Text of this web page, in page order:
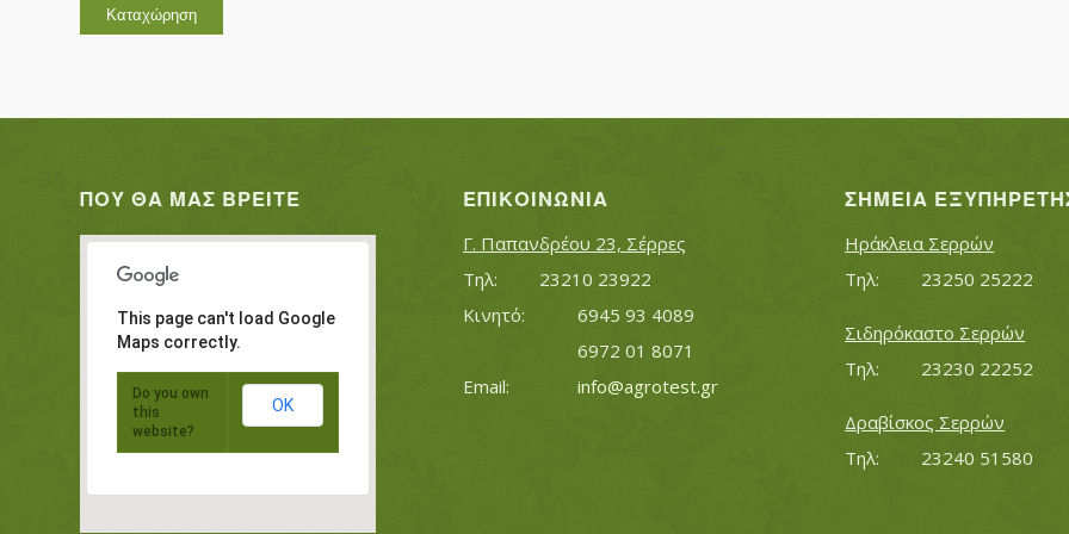
ΠΟΥ ΘΑ ΜΑΣ ΒΡΕΊΤΕ
This page can't load Google
Maps correctly.
Do you own
this
website?
OK
ΕΠΙΚΟΙΝΩΝΊΑ
Γ. Παπανδρέου 23, Σέρρες
Τηλ:		23210 23922
Κινητό:		6945 93 4089
			6972 01 8071
info@agrotest.gr
ΣΗΜΕΊΑ
Ηράκλεια Σερρών
Τηλ:		23250 25222
Σιδηρόκαστο Σερρών
Τηλ:		23230 22252
Δραβίσκος Σερρών
Τηλ:		23240 51580